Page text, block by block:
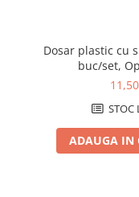
Dosar plastic cu
buc/set,
STOC
ADAUGA IN